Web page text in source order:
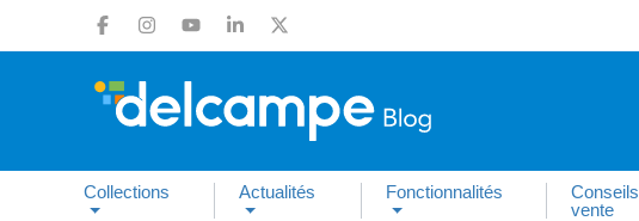
Collections Actualités Fonctionnalités
vente